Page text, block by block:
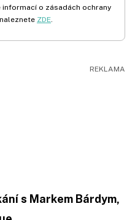
o zásadách ochrany
ZDE.
s Markem Bárdym,